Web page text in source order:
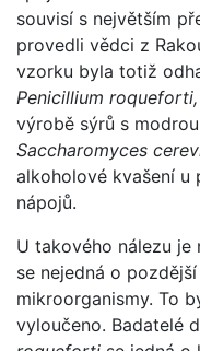
souvisí s největším
provedli vědci z
vzorku byla totiž
Penicillium roqueforti,
výrobě sýrů s
Saccharomyces
alkoholové kvašení u
nápojů.
U takového nálezu
se nejedná o
mikroorganismy. To
vyloučeno. Badatelé